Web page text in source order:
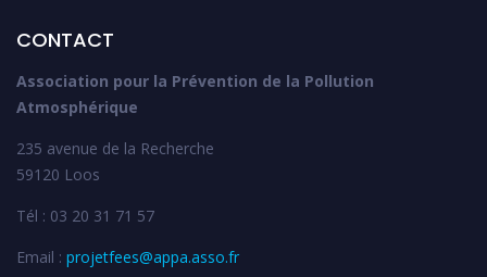
CONTACT
Association pour la Prévention de la Pollution
Atmosphérique
235 avenue de la Recherche
59120 Loos
Tél : 03 20 31 71 57
Email : projetfees@appa.asso.fr